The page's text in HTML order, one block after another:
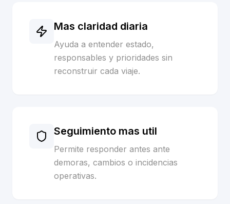
Mas claridad diaria
Ayuda a entender estado,
responsables y prioridades sin
reconstruir cada viaje.
Seguimiento mas util
Permite responder antes ante
demoras, cambios o incidencias
operativas.